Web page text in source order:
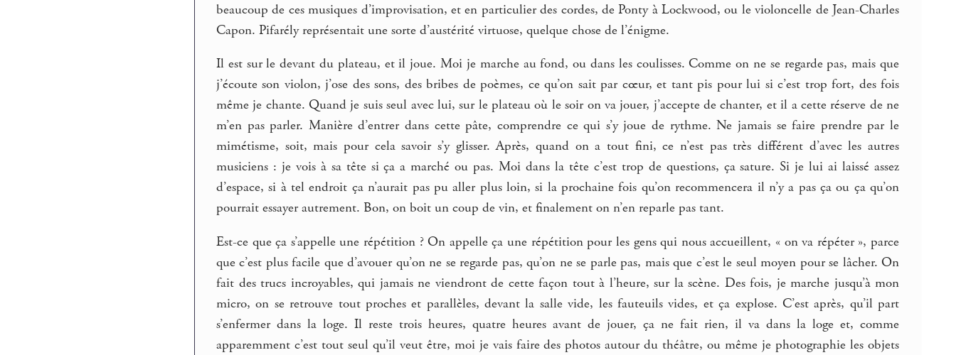
beaucoup de ces musiques d’improvisation, et en particulier des cordes, de Ponty à Lockwood, ou le violoncelle de Jean-Charles
Capon. Pifarély représentait une sorte d’austérité virtuose, quelque chose de l’énigme.
Il est sur le devant du plateau, et il joue. Moi je marche au fond, ou dans les coulisses. Comme on ne se regarde pas, mais que
j’écoute son violon, j’ose des sons, des bribes de poèmes, ce qu’on sait par cœur, et tant pis pour lui si c’est trop fort, des fois
même je chante. Quand je suis seul avec lui, sur le plateau où le soir on va jouer, j’accepte de chanter, et il a cette réserve de ne
m’en pas parler. Manière d’entrer dans cette pâte, comprendre ce qui s’y joue de rythme. Ne jamais se faire prendre par le
mimétisme, soit, mais pour cela savoir s’y glisser. Après, quand on a tout fini, ce n’est pas très différent d’avec les autres
musiciens : je vois à sa tête si ça a marché ou pas. Moi dans la tête c’est trop de questions, ça sature. Si je lui ai laissé assez
d’espace, si à tel endroit ça n’aurait pas pu aller plus loin, si la prochaine fois qu’on recommencera il n’y a pas ça ou ça qu’on
pourrait essayer autrement. Bon, on boit un coup de vin, et finalement on n’en reparle pas tant.
Est-ce que ça s’appelle une répétition ? On appelle ça une répétition pour les gens qui nous accueillent, « on va répéter », parce
que c’est plus facile que d’avouer qu’on ne se regarde pas, qu’on ne se parle pas, mais que c’est le seul moyen pour se lâcher. On
fait des trucs incroyables, qui jamais ne viendront de cette façon tout à l’heure, sur la scène. Des fois, je marche jusqu’à mon
micro, on se retrouve tout proches et parallèles, devant la salle vide, les fauteuils vides, et ça explose. C’est après, qu’il part
s’enfermer dans la loge. Il reste trois heures, quatre heures avant de jouer, ça ne fait rien, il va dans la loge et, comme
apparemment c’est tout seul qu’il veut être, moi je vais faire des photos autour du théâtre, ou même je photographie les objets